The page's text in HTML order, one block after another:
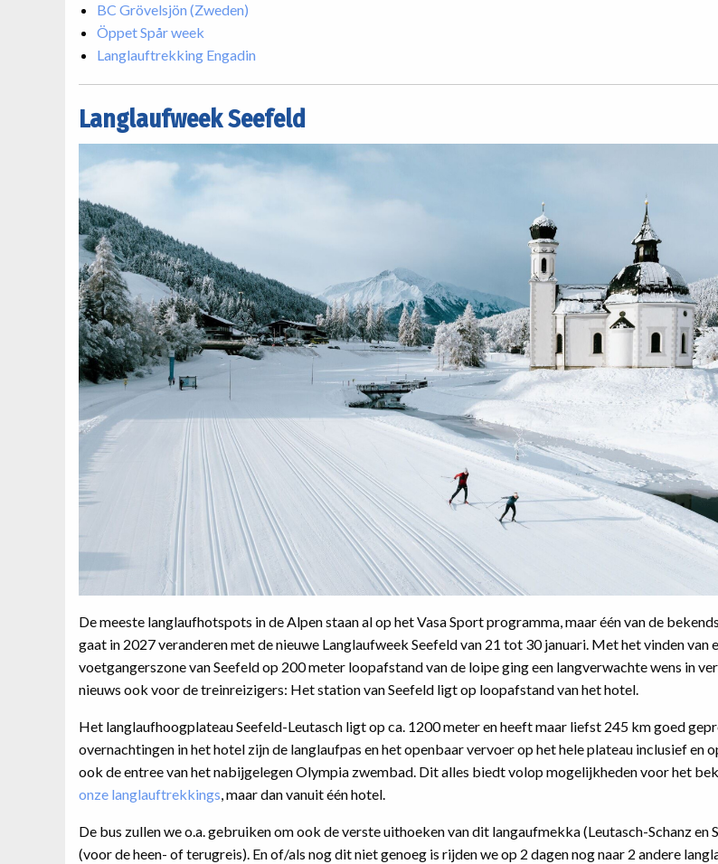
BC Grövelsjön (Zweden)
Öppet Spår week
Langlauftrekking Engadin
Langlaufweek Seefeld
De meeste langlaufhotspots in de Alpen staan al op het Vasa Sport programma, maar één van de
gaat in 2027 veranderen met de nieuwe Langlaufweek Seefeld van 21 tot 30 januari. Met het vinden van
voetgangerszone van Seefeld op 200 meter loopafstand van de loipe ging een langverwachte wens in
nieuws ook voor de treinreizigers: Het station van Seefeld ligt op loopafstand van het hotel.
Het langlaufhoogplateau Seefeld-Leutasch ligt op ca. 1200 meter en heeft maar liefst 245 km goed
overnachtingen in het hotel zijn de langlaufpas en het openbaar vervoer op het hele plateau inclusief en
ook de entree van het nabijgelegen Olympia zwembad. Dit alles biedt volop mogelijkheden voor het
onze langlauftrekkings, maar dan vanuit één hotel.
De bus zullen we o.a. gebruiken om ook de verste uithoeken van dit langaufmekka (Leutasch-Schanz en
(voor de heen- of terugreis). En of/als nog dit niet genoeg is rijden we op 2 dagen nog naar 2 andere